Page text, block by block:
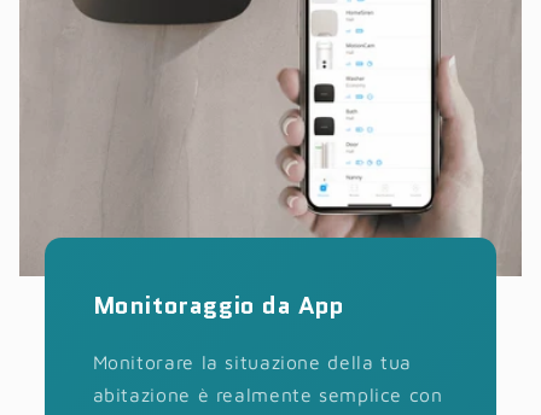
Monitoraggio da App
Monitorare la situazione della tua
abitazione è realmente semplice con